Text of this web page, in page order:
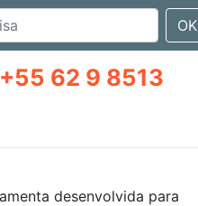
OK
+55 62 9 8513
desenvolvida para